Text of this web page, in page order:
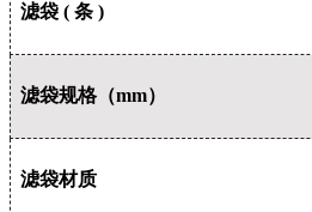
滤袋 ( 条 )
滤袋规格（mm）
滤袋材质